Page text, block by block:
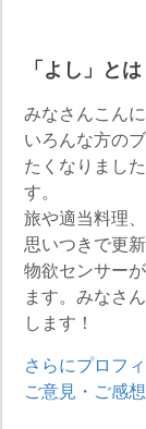
「よし」とは
みなさんこん
いろんな方の
たくなりまし
す。
旅や適当料理
思いつきで更
物欲センサー
ます。みなさ
します！
さらにプロフ
ご意見・ご感